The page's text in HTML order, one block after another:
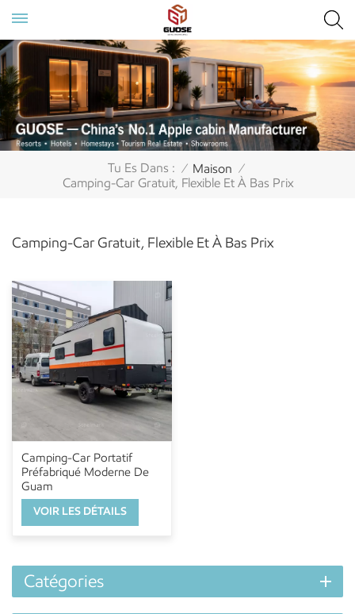
Tu Es Dans : / Maison /
Camping-Car Gratuit, Flexible Et À Bas Prix
Camping-Car Gratuit, Flexible Et À Bas Prix
Camping-Car Portatif
Préfabriqué Moderne De
Guam
VOIR LES DÉTAILS
Catégories